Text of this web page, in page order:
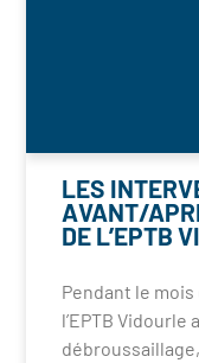
LES
AVANT/
DE L’EPTB
Pendant le mois
l’EPTB